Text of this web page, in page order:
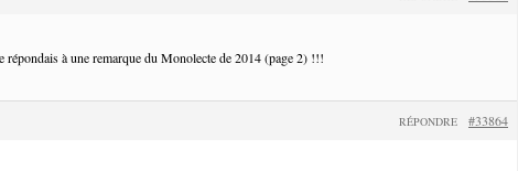
répondais à une remarque du Monolecte de 2014 (page 2) !!!
#33864
RÉPONDRE